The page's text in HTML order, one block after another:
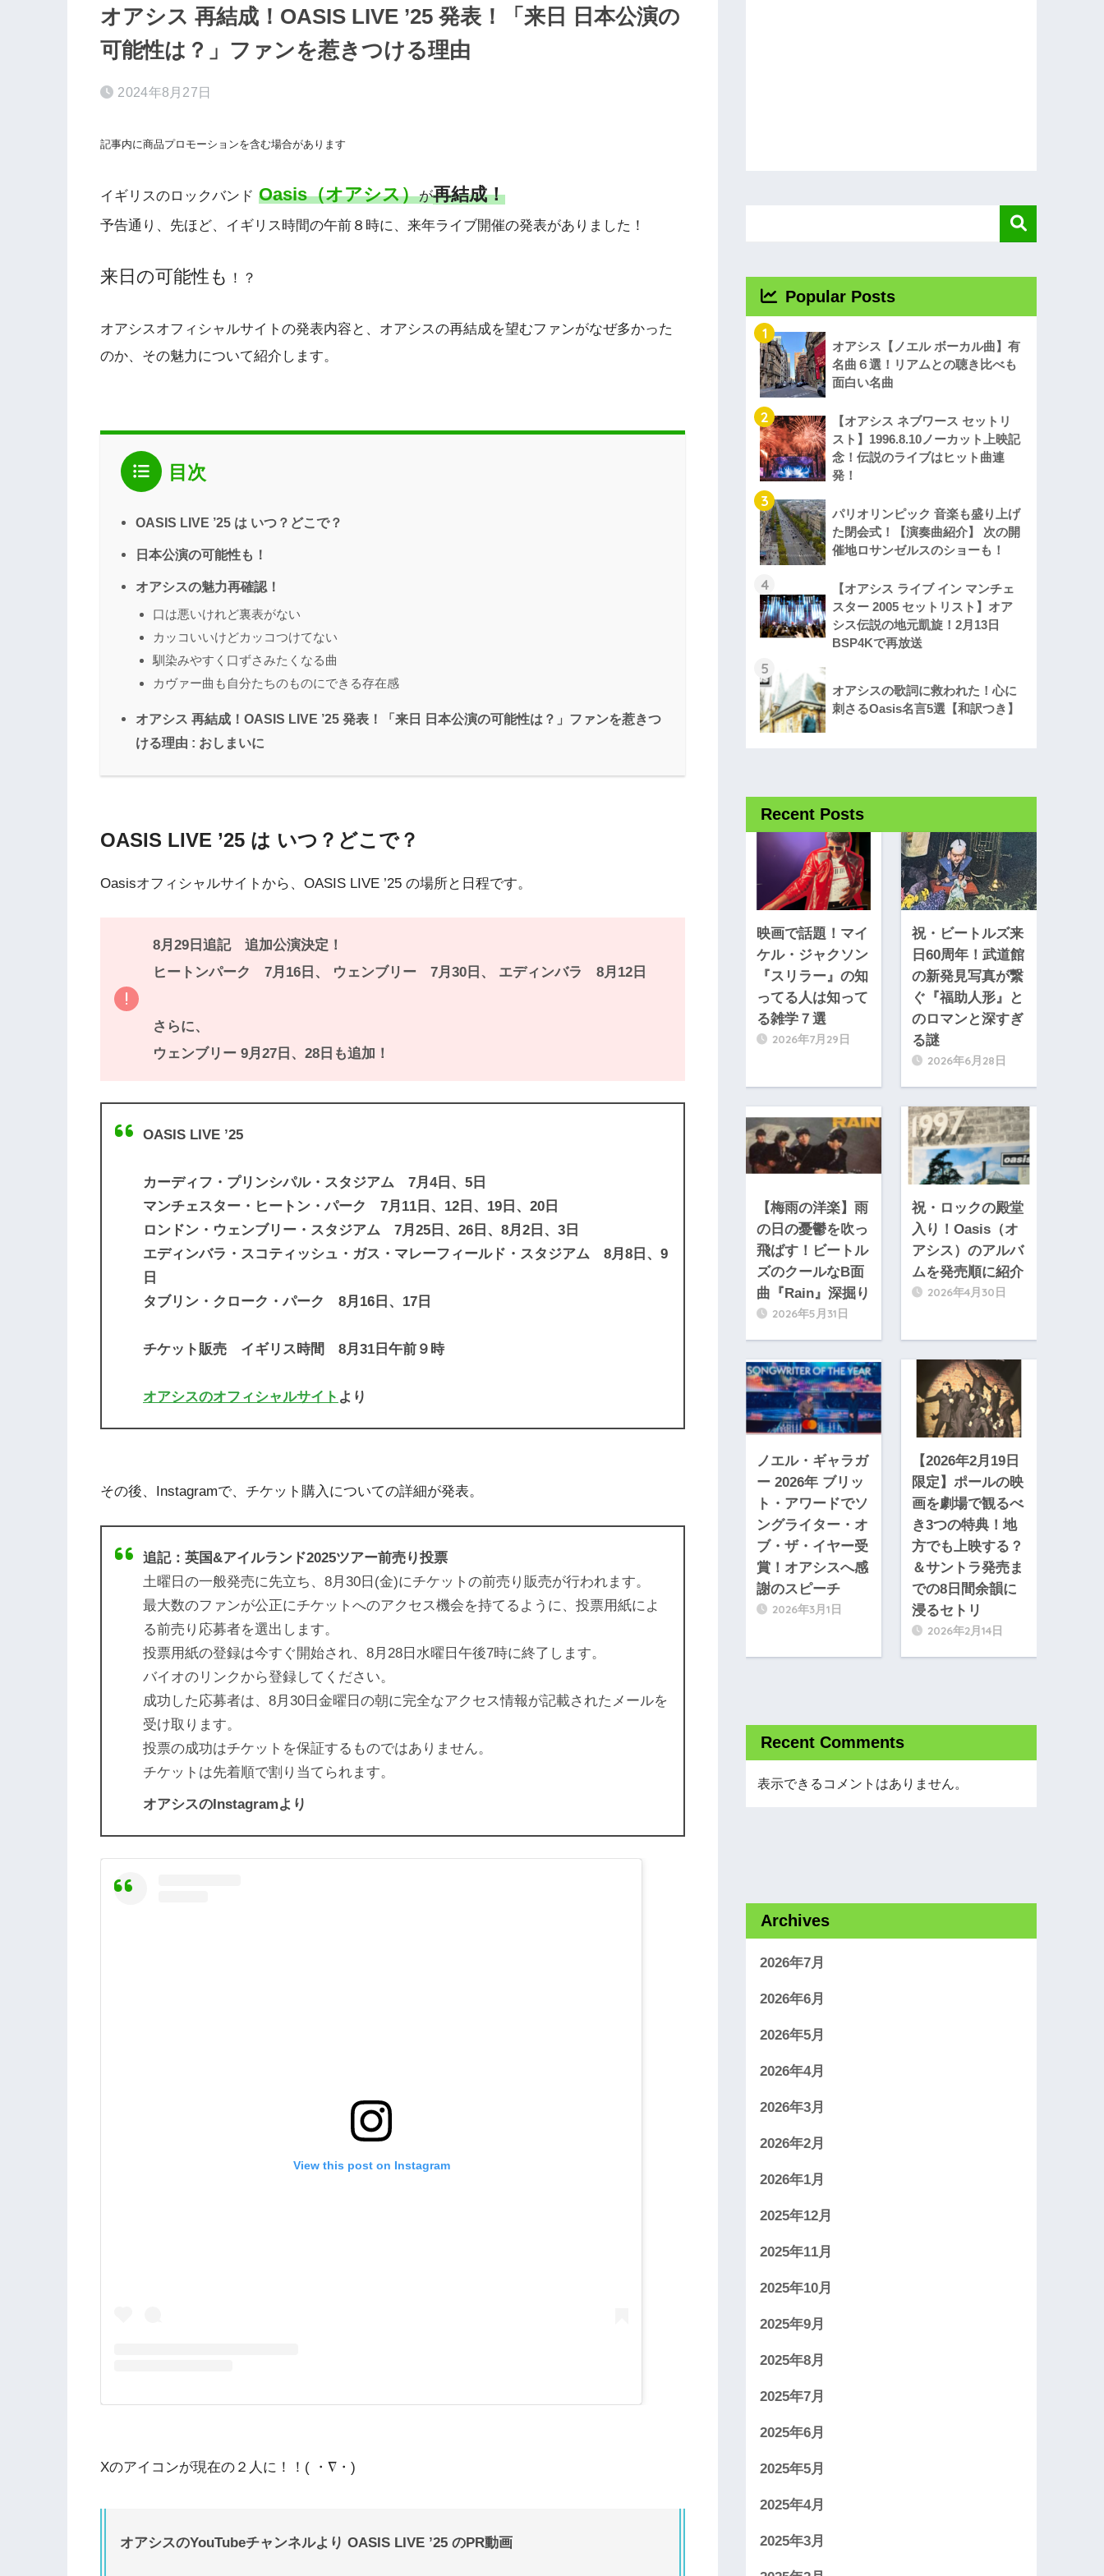
オアシス 再結成！OASIS LIVE ’25 発表！「来日 日本公演の
可能性は？」ファンを惹きつける理由
2024年8月27日
記事内に商品プロモーションを含む場合があります
イギリスのロックバンド Oasis（オアシス）が再結成！
予告通り、先ほど、イギリス時間の午前８時に、来年ライブ開催の発表がありました！
来日の可能性も ！？
オアシスオフィシャルサイトの発表内容と、オアシスの再結成を望むファンがなぜ多かった
のか、その魅力について紹介します。
目次
OASIS LIVE ’25 は いつ？どこで？
日本公演の可能性も！
オアシスの魅力再確認！
口は悪いけれど裏表がない
カッコいいけどカッコつけてない
馴染みやすく口ずさみたくなる曲
カヴァー曲も自分たちのものにできる存在感
オアシス 再結成！OASIS LIVE ’25 発表！「来日 日本公演の可能性は？」ファンを惹きつ
ける理由 : おしまいに
OASIS LIVE ’25 は いつ？どこで？
Oasisオフィシャルサイトから、OASIS LIVE ’25 の場所と日程です。
8月29日追記 追加公演決定！
ヒートンパーク 7月16日、 ウェンブリー 7月30日、 エディンバラ 8月12日
さらに、
ウェンブリー 9月27日、28日も追加！
OASIS LIVE ’25
カーディフ・プリンシパル・スタジアム 7月4日、5日
マンチェスター・ヒートン・パーク 7月11日、12日、19日、20日
ロンドン・ウェンブリー・スタジアム 7月25日、26日、8月2日、3日
エディンバラ・スコティッシュ・ガス・マレーフィールド・スタジアム 8月8日、9
日
タブリン・クローク・パーク 8月16日、17日
チケット販売 イギリス時間 8月31日午前９時
オアシスのオフィシャルサイト より
その後、Instagramで、チケット購入についての詳細が発表。
追記：英国&アイルランド2025ツアー前売り投票
土曜日の一般発売に先立ち、8月30日(金)にチケットの前売り販売が行われます。
最大数のファンが公正にチケットへのアクセス機会を持てるように、投票用紙によ
る前売り応募者を選出します。
投票用紙の登録は今すぐ開始され、8月28日水曜日午後7時に終了します。
バイオのリンクから登録してください。
成功した応募者は、8月30日金曜日の朝に完全なアクセス情報が記載されたメールを
受け取ります。
投票の成功はチケットを保証するものではありません。
チケットは先着順で割り当てられます。
オアシスのInstagramより
View this post on Instagram
Xのアイコンが現在の２人に！！( ・∇・)
オアシスのYouTubeチャンネルより OASIS LIVE ’25 のPR動画
Popular Posts
1
オアシス【ノエル ボーカル曲】有
名曲６選！リアムとの聴き比べも
面白い名曲
2
【オアシス ネブワース セットリ
スト】1996.8.10ノーカット上映記
念！伝説のライブはヒット曲連
発！
3
パリオリンピック 音楽も盛り上げ
た閉会式！【演奏曲紹介】 次の開
催地ロサンゼルスのショーも！
4
【オアシス ライブ イン マンチェ
スター 2005 セットリスト】オア
シス伝説の地元凱旋！2月13日
BSP4Kで再放送
5
オアシスの歌詞に救われた！心に
刺さるOasis名言5選【和訳つき】
Recent Posts
映画で話題！マイ
ケル・ジャクソン
『スリラー』の知
ってる人は知って
る雑学７選
2026年7月29日
祝・ビートルズ来
日60周年！武道館
の新発見写真が繋
ぐ『福助人形』と
のロマンと深すぎ
る謎
2026年6月28日
【梅雨の洋楽】雨
の日の憂鬱を吹っ
飛ばす！ビートル
ズのクールなB面
曲『Rain』深掘り
2026年5月31日
祝・ロックの殿堂
入り！Oasis（オ
アシス）のアルバ
ムを発売順に紹介
2026年4月30日
ノエル・ギャラガ
ー 2026年 ブリッ
ト・アワードでソ
ングライター・オ
ブ・ザ・イヤー受
賞！オアシスへ感
謝のスピーチ
2026年3月1日
【2026年2月19日
限定】ポールの映
画を劇場で観るべ
き3つの特典！地
方でも上映する？
＆サントラ発売ま
での8日間余韻に
浸るセトリ
2026年2月14日
Recent Comments
表示できるコメントはありません。
Archives
2026年7月
2026年6月
2026年5月
2026年4月
2026年3月
2026年2月
2026年1月
2025年12月
2025年11月
2025年10月
2025年9月
2025年8月
2025年7月
2025年6月
2025年5月
2025年4月
2025年3月